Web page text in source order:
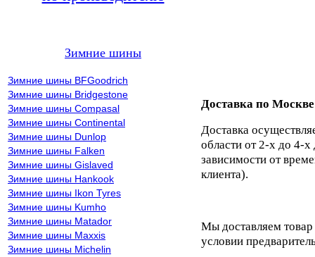
Зимние шины
Зимние шины BFGoodrich
Зимние шины Bridgestone
Зимние шины Compasal
Зимние шины Continental
Зимние шины Dunlop
Зимние шины Falken
Зимние шины Gislaved
Зимние шины Hankook
Зимние шины Ikon Tyres
Зимние шины Kumho
Зимние шины Matador
Зимние шины Maxxis
Зимние шины Michelin
Доставка по
Доставка
области от 2-х до 4-х
зависимости от
клиента).
Мы доставляем
условии